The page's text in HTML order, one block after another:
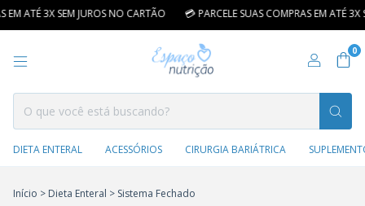
EM ATÉ 3X SEM JUROS NO CARTÃO 💳 PARCELE SUAS COMPRAS EM ATÉ 3X
0
DIETA ENTERAL ACESSÓRIOS CIRURGIA BARIÁTRICA
Início > Dieta Enteral > Sistema Fechado